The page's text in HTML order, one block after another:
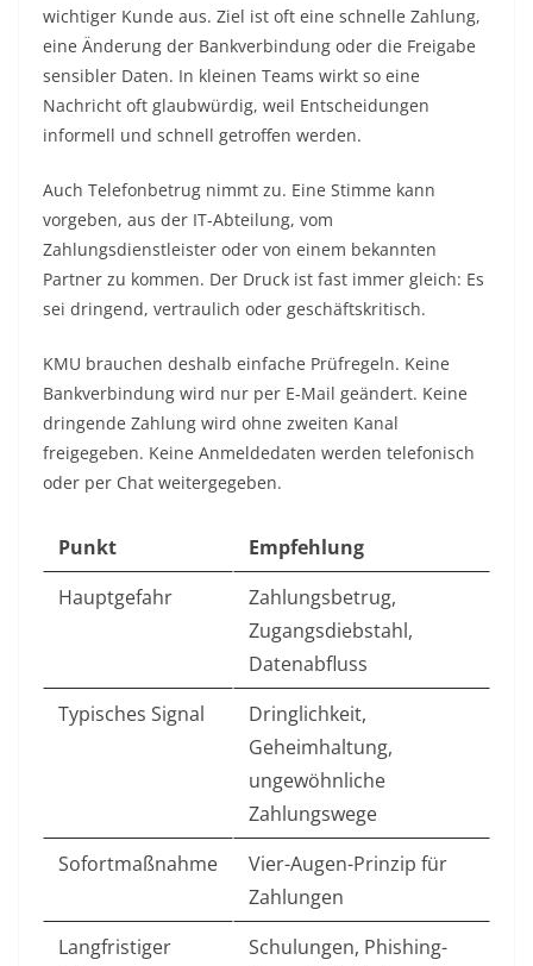
wichtiger Kunde aus. Ziel ist oft eine schnelle Zahlung,
eine Änderung der Bankverbindung oder die Freigabe
sensibler Daten. In kleinen Teams wirkt so eine
Nachricht oft glaubwürdig, weil Entscheidungen
informell und schnell getroffen werden.
Auch Telefonbetrug nimmt zu. Eine Stimme kann
vorgeben, aus der IT-Abteilung, vom
Zahlungsdienstleister oder von einem bekannten
Partner zu kommen. Der Druck ist fast immer gleich: Es
sei dringend, vertraulich oder geschäftskritisch.
KMU brauchen deshalb einfache Prüfregeln. Keine
Bankverbindung wird nur per E-Mail geändert. Keine
dringende Zahlung wird ohne zweiten Kanal
freigegeben. Keine Anmeldedaten werden telefonisch
oder per Chat weitergegeben.
Punkt
Empfehlung
Hauptgefahr
Zahlungsbetrug,
Zugangsdiebstahl,
Datenabfluss
Typisches Signal
Dringlichkeit,
Geheimhaltung,
ungewöhnliche
Zahlungswege
Sofortmaßnahme
Vier-Augen-Prinzip für
Zahlungen
Langfristiger
Schulungen, Phishing-